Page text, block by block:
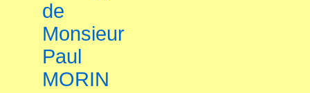
de
Monsieur
Paul
MORIN